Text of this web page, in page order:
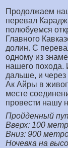
Продолжаем
перевал
полюбуемся
Главного
долин. С
одному из
нашего похода.
дальше, и
Ак Айры в
месте
провести нашу
Пройденный
Вверх: 100
Вниз: 900
Ночевка на